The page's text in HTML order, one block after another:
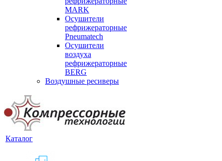
MARK
Осушители
рефрижераторные
Pneumatech
Осушители
воздуха
рефрижераторные
BERG
Воздушные ресиверы
Каталог